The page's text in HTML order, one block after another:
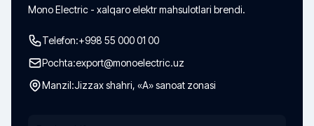
Mono Electric - xalqaro elektr mahsulotlari brendi.
Telefon:+998 55 000 01 00
Pochta:export@monoelectric.uz
Manzil:Jizzax shahri, «A» sanoat zonasi